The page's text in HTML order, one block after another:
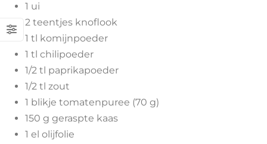
1 ui
2 teentjes knoflook
1 tl komijnpoeder
1 tl chilipoeder
1/2 tl paprikapoeder
1/2 tl zout
1 blikje tomatenpuree (70 g)
150 g geraspte kaas
1 el olijfolie